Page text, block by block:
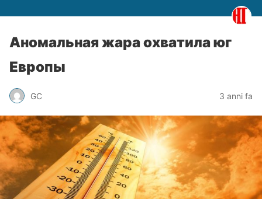
Аномальная жара охватила юг
Европы
GC 3 anni fa